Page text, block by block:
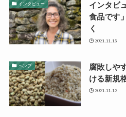
インタビュー
インタビ
食品です
く
2021.11.16
ヘンプ
腐敗しや
ける新規
2021.11.12